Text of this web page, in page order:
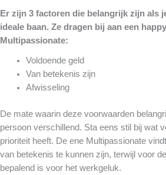
Er zijn 3 factoren die belangrijk zijn als
ideale baan. Ze dragen bij aan een
Multipassionate:
Voldoende geld
Van betekenis zijn
Afwisseling
De mate waarin deze voorwaarden
persoon verschillend. Sta eens stil bij wat
prioriteit heeft. De ene Multipassionate
van betekenis te kunnen zijn, terwijl voor
bepalend is voor het werkgeluk.